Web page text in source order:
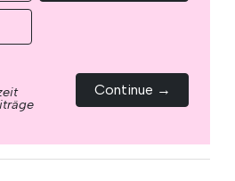
Continue →